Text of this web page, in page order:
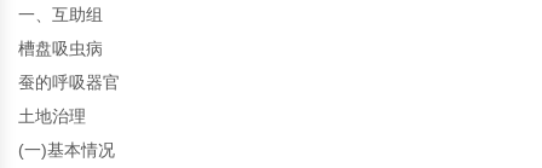
一、互助组
槽盘吸虫病
蚕的呼吸器官
土地治理
(一)基本情况